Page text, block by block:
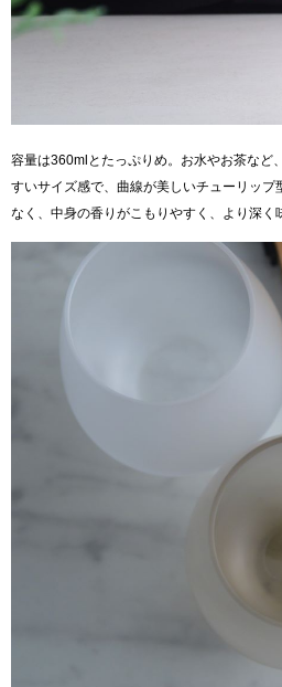
容量は360mlとたっぷりめ。お水やお茶など
すいサイズ感で、曲線が美しいチューリッ
なく、中身の香りがこもりやすく、より深く